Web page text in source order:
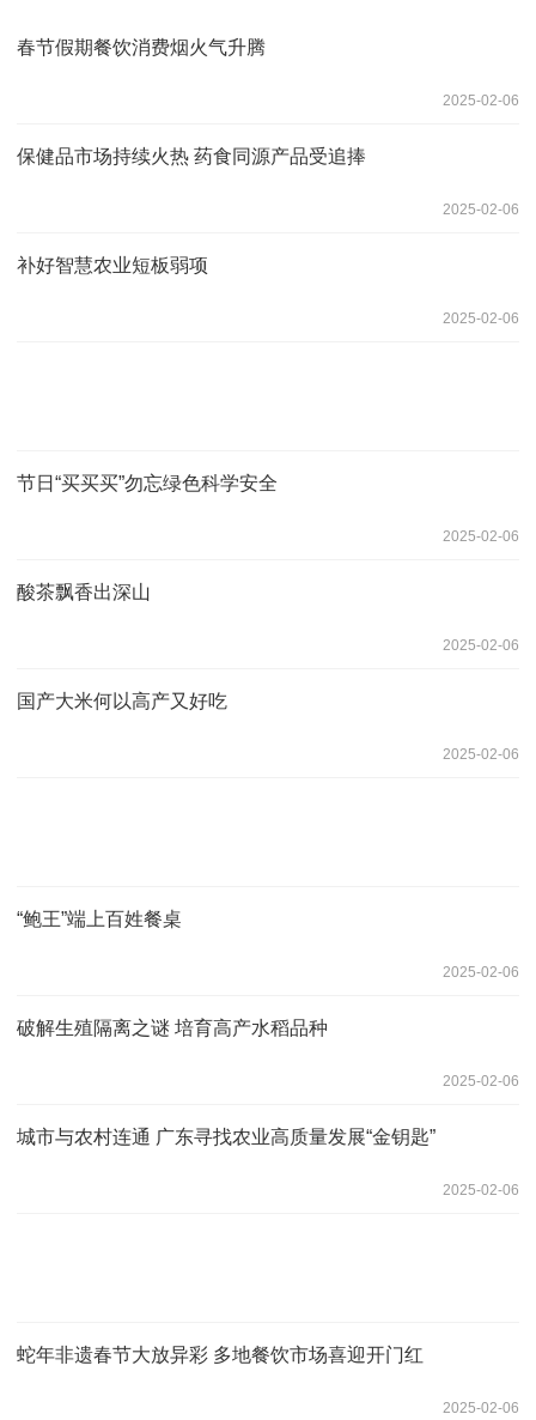
春节假期餐饮消费烟火气升腾
2025-02-06
保健品市场持续火热 药食同源产品受追捧
2025-02-06
补好智慧农业短板弱项
2025-02-06
节日“买买买”勿忘绿色科学安全
2025-02-06
酸茶飘香出深山
2025-02-06
国产大米何以高产又好吃
2025-02-06
“鲍王”端上百姓餐桌
2025-02-06
破解生殖隔离之谜 培育高产水稻品种
2025-02-06
城市与农村连通 广东寻找农业高质量发展“金钥匙”
2025-02-06
蛇年非遗春节大放异彩 多地餐饮市场喜迎开门红
2025-02-06